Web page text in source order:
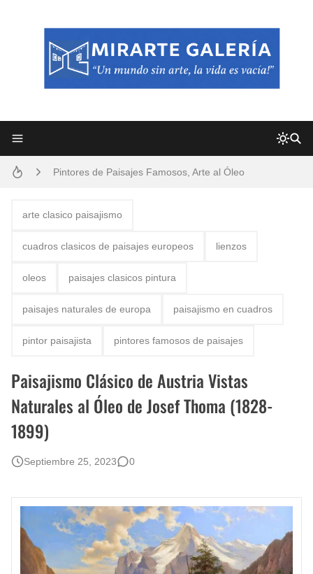
El mundo del arte en pintura surrealista
arte clasico paisajismo
cuadros clasicos de paisajes europeos lienzos
oleos paisajes clasicos pintura
paisajes naturales de europa paisajismo en cuadros
pintor paisajista pintores famosos de paisajes
Paisajismo Clásico de Austria Vistas
Naturales al Óleo de Josef Thoma (1828-
1899)
Septiembre 25, 2023 0